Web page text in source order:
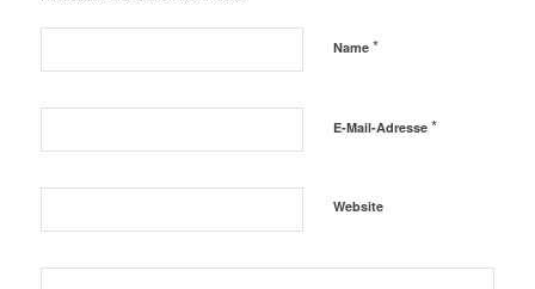
Name *
E-Mail-Adresse *
Website